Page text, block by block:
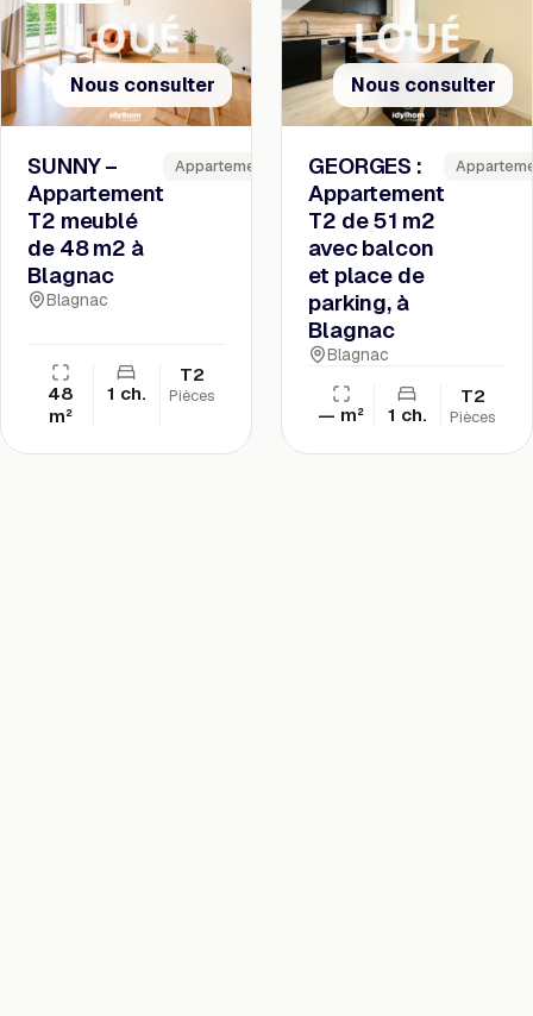
Nous consulter
SUNNY –
Appartement
T2 meublé
de 48 m2 à
Blagnac
Appartement
Blagnac
48
m²
1 ch.
T2
Pièces
Nous consulter
GEORGES :
Appartement
T2 de 51 m2
avec balcon
et place de
parking, à
Blagnac
Blagnac
— m² 1 ch.
T2
Pièces